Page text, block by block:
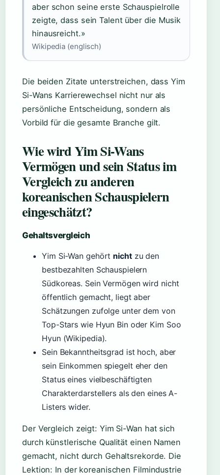
aber schon seine erste Schauspielrolle
zeigte, dass sein Talent über die Musik
hinausreicht.»
Wikipedia (englisch)
Die beiden Zitate unterstreichen, dass Yim
Si-Wans Karrierewechsel nicht nur als
persönliche Entscheidung, sondern als
Vorbild für die gesamte Branche gilt.
Wie wird Yim Si-Wans
Vermögen und sein Status im
Vergleich zu anderen
koreanischen Schauspielern
eingeschätzt?
Gehaltsvergleich
Yim Si-Wan gehört nichtzu den
bestbezahlten Schauspielern
Südkoreas. Sein Vermögen wird nicht
öffentlich gemacht, liegt aber
Schätzungen zufolge unter dem von
Top-Stars wie Hyun Bin oder Kim Soo
Hyun (Wikipedia).
Sein Bekanntheitsgrad ist hoch, aber
sein Einkommen spiegelt eher den
Status eines vielbeschäftigten
Charakterdarstellers als den eines A-
Listers wider.
Der Vergleich zeigt: Yim Si-Wan hat sich
durch künstlerische Qualität einen Namen
gemacht, nicht durch Gehaltsrekorde. Die
Lektion: In der koreanischen Filmindustrie